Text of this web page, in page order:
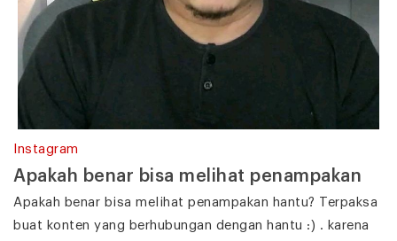
Instagram
Apakah benar bisa melihat penampakan
Apakah benar bisa melihat penampakan hantu? Terpaksa
buat konten yang berhubungan dengan hantu :) . karena